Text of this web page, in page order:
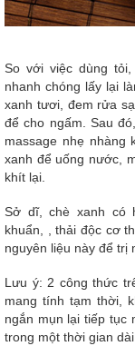
So với việc dùng
nhanh chóng lấy lại
xanh tươi, đem rửa
để cho ngấm. Sau
massage nhẹ nhàng
xanh để uống nước,
khít lại.
Sở dĩ, chè xanh có
khuẩn, , thải độc cơ
nguyên liệu này để trị
Lưu ý: 2 công thức
mang tính tạm thời,
ngắn mụn lại tiếp tục
trong một thời gian